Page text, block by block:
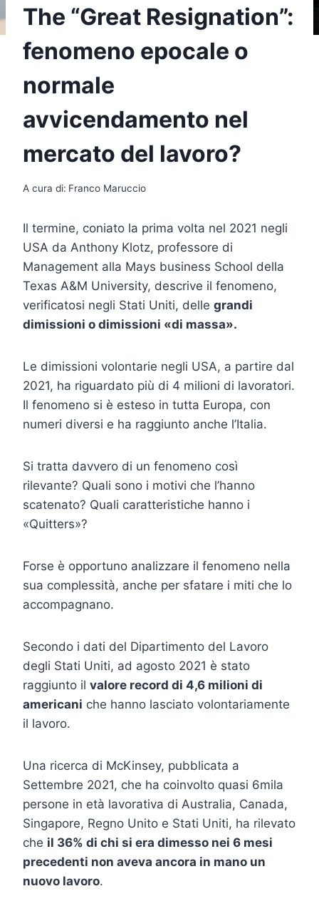
The “Great Resignation”:
fenomeno epocale o
normale
avvicendamento nel
mercato del lavoro?
A cura di: Franco Maruccio
Il termine, coniato la prima volta nel 2021 negli
USA da Anthony Klotz, professore di
Management alla Mays business School della
Texas A&M University, descrive il fenomeno,
verificatosi negli Stati Uniti, delle grandi
dimissioni o dimissioni «di massa».
Le dimissioni volontarie negli USA, a partire dal
2021, ha riguardato più di 4 milioni di lavoratori.
Il fenomeno si è esteso in tutta Europa, con
numeri diversi e ha raggiunto anche l’Italia.
Si tratta davvero di un fenomeno così
rilevante? Quali sono i motivi che l’hanno
scatenato? Quali caratteristiche hanno i
«Quitters»?
Forse è opportuno analizzare il fenomeno nella
sua complessità, anche per sfatare i miti che lo
accompagnano.
Secondo i dati del Dipartimento del Lavoro
degli Stati Uniti, ad agosto 2021 è stato
raggiunto il valore record di 4,6 milioni di
americani che hanno lasciato volontariamente
il lavoro.
Una ricerca di McKinsey, pubblicata a
Settembre 2021, che ha coinvolto quasi 6mila
persone in età lavorativa di Australia, Canada,
Singapore, Regno Unito e Stati Uniti, ha rilevato
che il 36% di chi si era dimesso nei 6 mesi
precedenti non aveva ancora in mano un
nuovo lavoro.